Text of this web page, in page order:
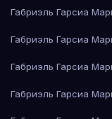
Габриэль Гарсиа
Габриэль Гарсиа
Габриэль Гарсиа
Габриэль Гарсиа